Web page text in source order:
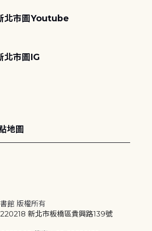
北市圖Youtube
北市圖IG
地圖
館 版權所有
新北市板橋區貴興路139號